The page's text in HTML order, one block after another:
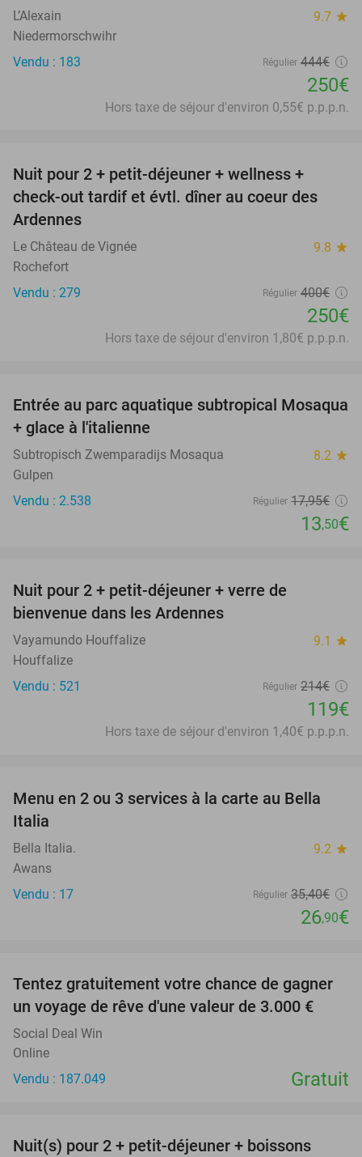
L’Alexain 9.7 star
Niedermorschwihr
Vendu : 183
Régulier 444€
250€
Hors taxe de séjour d'environ 0,55€ p.p.p.n.
Nuit pour 2 + petit-déjeuner + wellness +
check-out tardif et évtl. dîner au coeur des
Ardennes
Le Château de Vignée 9.8 star
Rochefort
Vendu : 279
Régulier 400€
250€
Hors taxe de séjour d'environ 1,80€ p.p.p.n.
25%
Entrée au parc aquatique subtropical Mosaqua
+ glace à l'italienne
Subtropisch Zwemparadijs Mosaqua 8.2 star
Gulpen
Vendu : 2.538
Régulier 17,95€
13,50€
Nuit pour 2 + petit-déjeuner + verre de
bienvenue dans les Ardennes
Vayamundo Houffalize 9.1 star
Houffalize
Vendu : 521
Régulier 214€
119€
Hors taxe de séjour d'environ 1,40€ p.p.p.n.
24%
Menu en 2 ou 3 services à la carte au Bella
Italia
Bella Italia. 9.2 star
Awans
Vendu : 17
Régulier 35,40€
26,90€
Tentez gratuitement votre chance de gagner
un voyage de rêve d'une valeur de 3.000 €
Social Deal Win
Online
Vendu : 187.049
Gratuit
Nuit(s) pour 2 + petit-déjeuner + boissons